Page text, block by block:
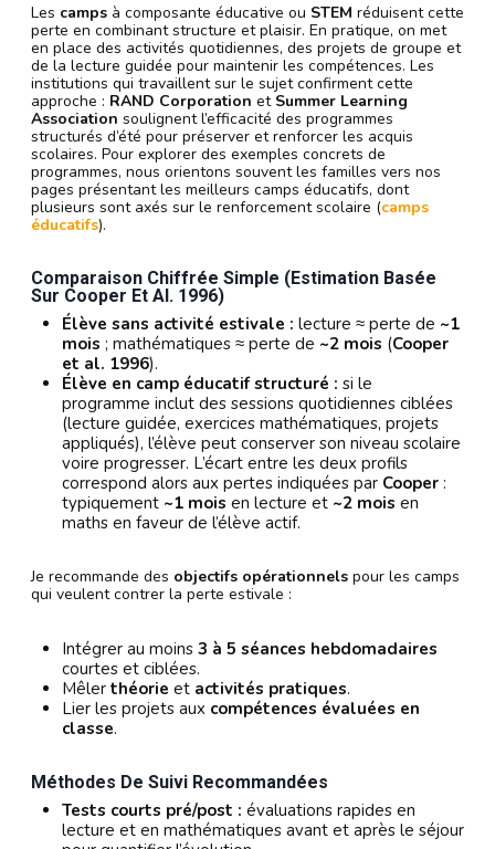
Les camps à composante éducative ou STEM réduisent cette
perte en combinant structure et plaisir. En pratique, on met
en place des activités quotidiennes, des projets de groupe et
de la lecture guidée pour maintenir les compétences. Les
institutions qui travaillent sur le sujet confirment cette
approche : RAND Corporation et Summer Learning
Association soulignent l’efficacité des programmes
structurés d’été pour préserver et renforcer les acquis
scolaires. Pour explorer des exemples concrets de
programmes, nous orientons souvent les familles vers nos
pages présentant les meilleurs camps éducatifs, dont
plusieurs sont axés sur le renforcement scolaire (camps
éducatifs).
Comparaison Chiffrée Simple (estimation Basée
Sur Cooper Et Al. 1996)
Élève sans activité estivale : lecture ≈ perte de ~1
mois ; mathématiques ≈ perte de ~2 mois (Cooper
et al. 1996).
Élève en camp éducatif structuré : si le
programme inclut des sessions quotidiennes ciblées
(lecture guidée, exercices mathématiques, projets
appliqués), l’élève peut conserver son niveau scolaire
voire progresser. L’écart entre les deux profils
correspond alors aux pertes indiquées par Cooper :
typiquement ~1 mois en lecture et ~2 mois en
maths en faveur de l’élève actif.
Je recommande des objectifs opérationnels pour les camps
qui veulent contrer la perte estivale :
Intégrer au moins 3 à 5 séances hebdomadaires
courtes et ciblées.
Mêler théorie et activités pratiques.
Lier les projets aux compétences évaluées en
classe.
Méthodes De Suivi Recommandées
Tests courts pré/post : évaluations rapides en
lecture et en mathématiques avant et après le séjour